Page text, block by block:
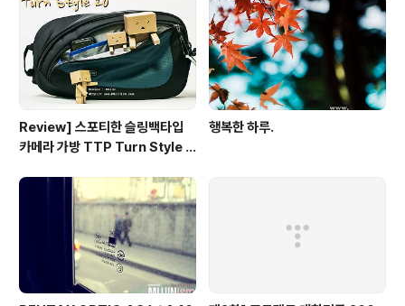
Review] 스포티한 슬링백타입
카메라 가방 TTP Turn Style 2
행복한 하루.